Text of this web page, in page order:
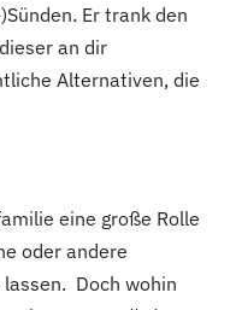
Er trank den
an dir
Alternativen, die
eine große Rolle
oder andere
Doch wohin